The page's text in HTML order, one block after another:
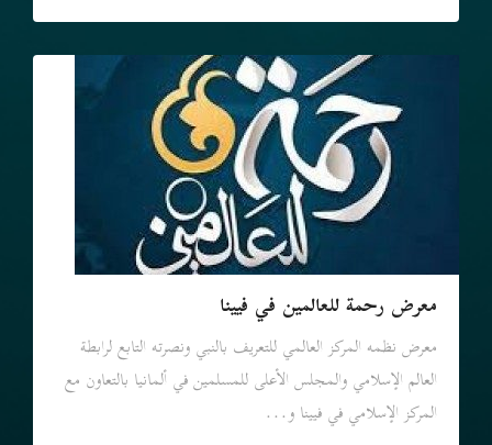
معرض رحمة للعالمين في فيينا
معرض نظمه المركز العالمي للتعريف بالنبي ونصرته التابع لرابطة
العالم الإسلامي والمجلس الأعلى للمسلمين في ألمانيا بالتعاون مع
المركز الإسلامي في فيينا و...